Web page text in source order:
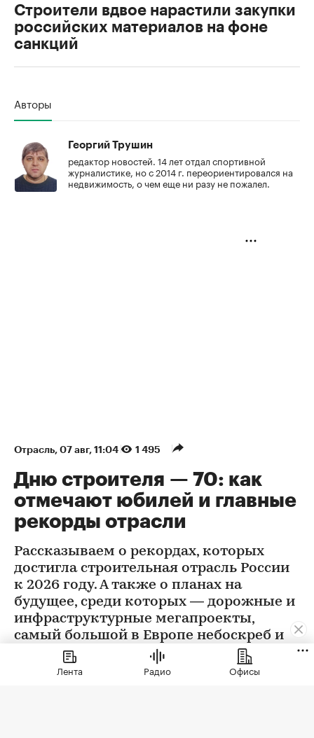
00:00 / 00:00
Строители вдвое нарастили закупки
российских материалов на фоне
санкций
Авторы
Георгий Трушин
редактор новостей. 14 лет отдал спортивной
журналистике, но с 2014 г. переориентировался на
недвижимость, о чем еще ни разу не пожалел.
Отрасль⁠, 07 авг, 11:04 1 495
Дню строителя — 70: как
отмечают юбилей и главные
рекорды отрасли
Рассказываем о рекордах, которых
достигла строительная отрасль России
к 2026 году. А также о планах на
будущее, среди которых — дорожные и
инфраструктурные мегапроекты,
самый большой в Европе небоскреб и
другие проекты
Лента Радио Офисы